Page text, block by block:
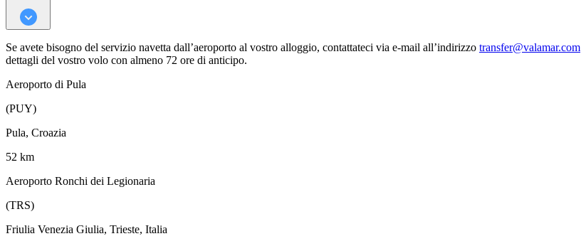
Se avete bisogno del servizio navetta dall’aeroporto al vostro alloggio, contattateci via e-mail all’indirizzo transfer@valamar.com
dettagli del vostro volo con almeno 72 ore di anticipo.
Aeroporto di Pula
(PUY)
Pula, Croazia
52 km
Aeroporto Ronchi dei Legionaria
(TRS)
Friulia Venezia Giulia, Trieste, Italia